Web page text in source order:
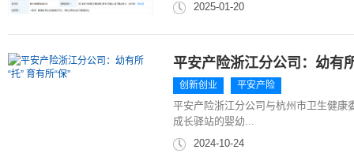
2025-01-20
平安产险浙江分公司：幼有
创新创业 平安产险
平安产险浙江分公司与杭州市卫生健康
成长驿站的婴幼...
2024-10-24